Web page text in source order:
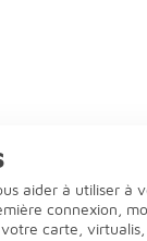
aider à utiliser à
connexion,
carte, virtualis,